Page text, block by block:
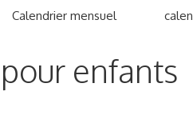
Calendrier mensuel
enfants